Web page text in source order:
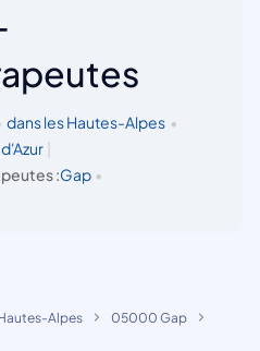
dans les Hautes-Alpes •
:Gap •
Alpes 05000 Gap